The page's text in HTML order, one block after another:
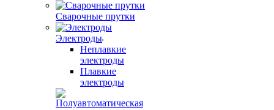
Сварочные прутки
Электроды
Неплавкие
электроды
Плавкие
электроды